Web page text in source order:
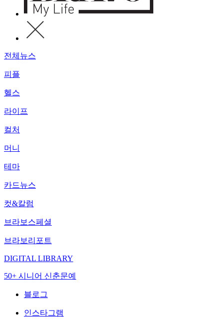
전체뉴스
피플
헬스
라이프
컬처
머니
테마
카드뉴스
컷&칼럼
브라보스페셜
브라보리포트
DIGITAL LIBRARY
50+ 시니어 신춘문예
블로그
인스타그램